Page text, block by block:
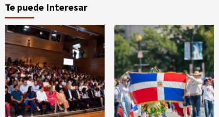
Te puede Interesar